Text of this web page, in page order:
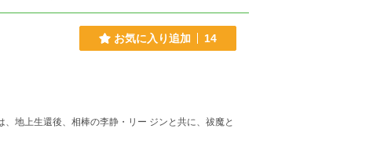
お気に入り追加 14
地上生還後、相棒の李静・リー ジンと共に、祓魔と